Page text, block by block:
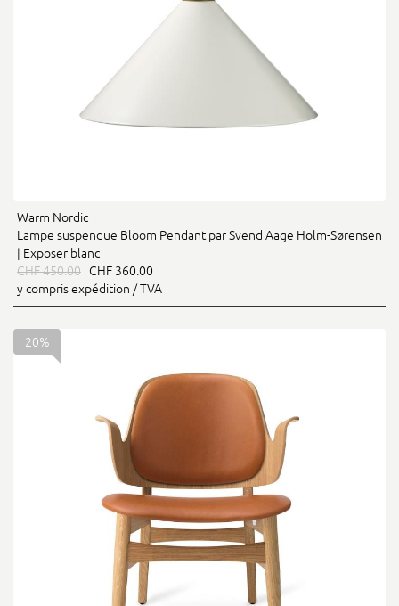
Warm Nordic
Lampe suspendue Bloom Pendant par Svend Aage Holm-Sørensen
| Exposer blanc
CHF 450.00 CHF 360.00
y compris expédition / TVA
20%